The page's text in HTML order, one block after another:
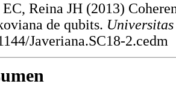
EC, Reina JH (2013)
de qubits.
Javeriana.SC18-2.cedm